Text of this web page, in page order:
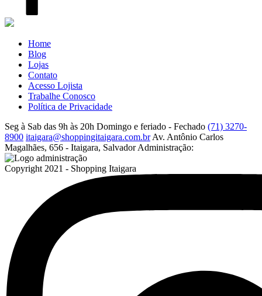
Home
Blog
Lojas
Contato
Acesso Lojista
Trabalhe Conosco
Política de Privacidade
Seg à Sab das 9h às 20h Domingo e feriado - Fechado (71) 3270-
8900 itaigara@shoppingitaigara.com.br Av. Antônio Carlos
Magalhães, 656 - Itaigara, Salvador Administração:
Copyright 2021 - Shopping Itaigara